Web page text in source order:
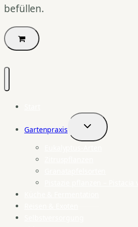
befüllen.
Gartenpraxis
Untermenü
umschalten